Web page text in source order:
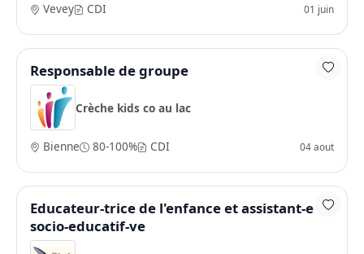
Vevey CDI 01 juin
Responsable de groupe
Crèche kids co au lac
Bienne 80-100% CDI 04 aout
Educateur-trice de l'enfance et assistant-e
socio-educatif-ve